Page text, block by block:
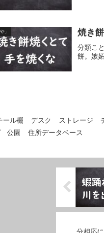
や」 焼き
分類こ
餅。嫉
ール棚 デスク ストレージ
公園 住所データベース